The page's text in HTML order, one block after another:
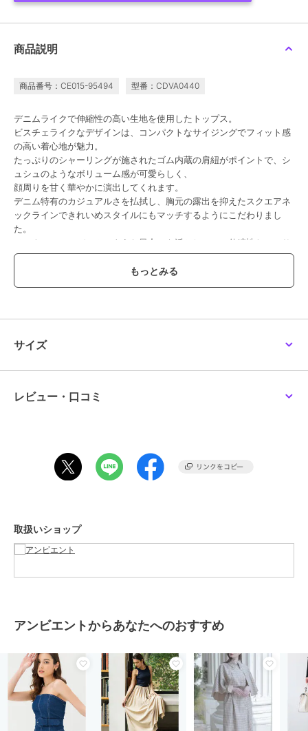
商品説明
商品番号：CE015-95494 型番：CDVA0440
デニムライクで伸縮性の高い生地を使用したトップス。
ビスチェライクなデザインは、コンパクトなサイジングでフィット感
の高い着心地が魅力。
たっぷりのシャーリングが施されたゴム内蔵の肩紐がポイントで、シ
ュシュのようなボリューム感が可愛らしく、
顔周りを甘く華やかに演出してくれます。
デニム特有のカジュアルさを払拭し、胸元の露出を抑えたスクエアネ
ックラインできれいめスタイルにもマッチするようにこだわりまし
た。
ノンウォッシュデニムのような風合いを活かしつつ、伸縮性たっぷり
で色移りしにくいといったメリットを持ち合わせた逸品。
[型番:CDVA0440]
ブランド
ショップ アンビエント
商品カテゴリ
S,M
特徴
トップス
ベスト・ジレ
ニム素材/無地/フリル/ノー
スリーブ/レギュラー丈(トップ
ス)
原産国 韓国
サイズ
レビュー・口コミ
取扱いショップ
アンビエントからあなたへのおすすめ